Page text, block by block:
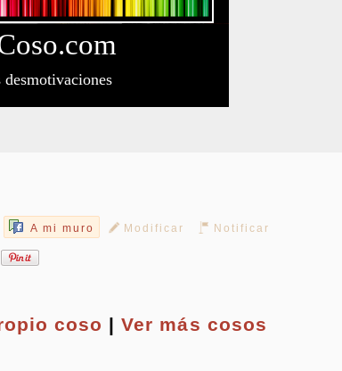
.com
desmotivaciones
A mi muro Modificar Notificar
coso |Ver más cosos